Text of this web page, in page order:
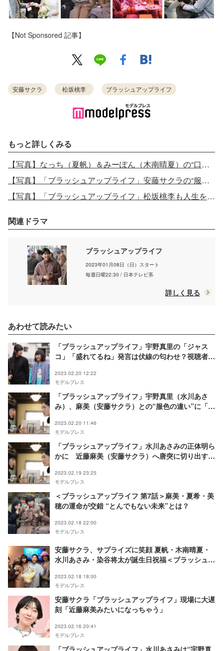
【Not Sponsored 記事】
安藤サクラ 松坂桃李 ブラッシュアップライフ
もっと詳しくみる
【写真】なっち（夏帆）＆みーぽん（木南晴夏）の“口パク”が話題
【写真】「ブラッシュアップライフ」安藤サクラの“服の色”が話題「伏線？」考察飛び交う
【写真】「ブラッシュアップライフ」松坂桃李も人生をやり直していた？“服の色”に注目集まる
関連ドラマ
ブラッシュアップライフ
2023年01月08日（日）スタート
毎週日曜22:30 / 日本テレビ系
詳しく見る
あわせて読みたい
「ブラッシュアップライフ」宇野真里の「ジャス
コ」「盛れてるね」発言は伏線の匂わせ？視聴者盛
2023.02.20 12:22
モデルプレス
「ブラッシュアップライフ」宇野真里（水川あさ
み）、麻美（安藤サクラ）との“服色の違い”に「人
2023.02.20 11:46
モデルプレス
「ブラッシュアップライフ」水川あさみの正体明ら
かに 近藤麻美（安藤サクラ）へ唐突に切り出す
2023.02.19 23:25
モデルプレス
＜ブラッシュアップライフ 第7話＞麻美・夏希・美
穂の運命が交錯 “とんでもない未来”とは？
2023.02.18 22:00
モデルプレス
安藤サクラ、サプライズに笑顔 夏帆・木南晴夏・
水川あさみ・染谷将太が誕生日祝福＜ブラッシュア
2023.02.18 18:00
モデルプレス
安藤サクラ「ブラッシュアップライフ」現場に大遅
刻「近藤麻美みたいになっちゃう」
2023.02.16 20:41
モデルプレス